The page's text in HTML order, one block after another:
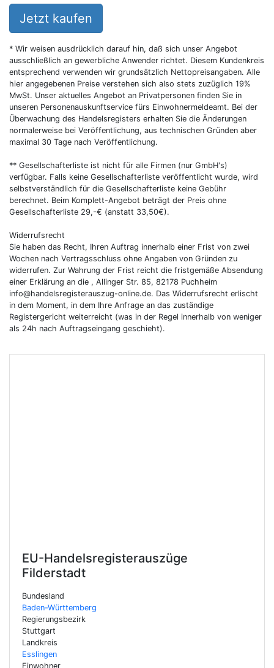
EU-Handelsregisterauszüge
Filderstadt
Bundesland
Baden-Württemberg
Regierungsbezirk
Stuttgart
Landkreis
Esslingen
Einwohner
Jetzt kaufen
* Wir weisen ausdrücklich darauf hin, daß sich unser Angebot
ausschließlich an gewerbliche Anwender richtet. Diesem Kundenkreis
entsprechend verwenden wir grundsätzlich Nettopreisangaben. Alle
hier angegebenen Preise verstehen sich also stets zuzüglich 19%
MwSt. Unser aktuelles Angebot an Privatpersonen finden Sie in
unseren Personenauskunftservice fürs Einwohnermeldeamt. Bei der
Überwachung des Handelsregisters erhalten Sie die Änderungen
normalerweise bei Veröffentlichung, aus technischen Gründen aber
maximal 30 Tage nach Veröffentlichung.
** Gesellschafterliste ist nicht für alle Firmen (nur GmbH's)
verfügbar. Falls keine Gesellschafterliste veröffentlicht wurde, wird
selbstverständlich für die Gesellschafterliste keine Gebühr
berechnet. Beim Komplett-Angebot beträgt der Preis ohne
Gesellschafterliste 29,-€ (anstatt 33,50€).
Widerrufsrecht
Sie haben das Recht, Ihren Auftrag innerhalb einer Frist von zwei
Wochen nach Vertragsschluss ohne Angaben von Gründen zu
widerrufen. Zur Wahrung der Frist reicht die fristgemäße Absendung
einer Erklärung an die , Allinger Str. 85, 82178 Puchheim
info@handelsregisterauszug-online.de. Das Widerrufsrecht erlischt
in dem Moment, in dem Ihre Anfrage an das zuständige
Registergericht weiterreicht (was in der Regel innerhalb von weniger
als 24h nach Auftragseingang geschieht).